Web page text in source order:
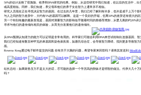
50%的估计反映了双胞胎、收养和DNA研究的结果。例如，从这些研究中我们知道，在以后的生活中，
或高度相似。同样，我们知道，养父母和他们的养子女在智力上通常并不相似。
研究人员现在正在寻找决定智力的基因。在过去的几年里，我们已经了解到有许多，也许是成千上万个
与人之间的智力差异中，大约有5%的基因可以解释。这是一个良好的开端，但离50%的差异还有很大的距
另一个特别有趣的最新发现是，基因对测量智力的影响似乎随着时间的推移而增加，从婴儿期的约20%
寻求与他们的遗传倾向相关的体验，从而充分发展他们的遗传倾向。
从DNA预测认知潜力的能力可以证明是非常有用的。科学家们可能会利用DNA来尝试绘制出连接基因、
我们已经知道有数百种罕见的单基因和染色体疾病，如唐氏综合症，会导致智力障碍。找到更多导致智
战。
Rowena Kong通过电子邮件提交的问题.你有关于大脑的问题，希望专家来回答吗？请将其发送到
站长总结：如果财务压力不是太大的话，尽可能的选择一个学历高的卵妹才是明智的做法。代孕大几十
吗？